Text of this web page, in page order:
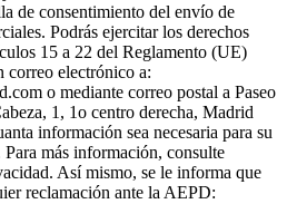
de consentimiento del envío de
Podrás ejercitar los derechos
15 a 22 del Reglamento (UE)
correo electrónico a:
o mediante correo postal a Paseo
1, 1o centro derecha, Madrid
información sea necesaria para su
más información, consulte
Así mismo, se le informa que
reclamación ante la AEPD: